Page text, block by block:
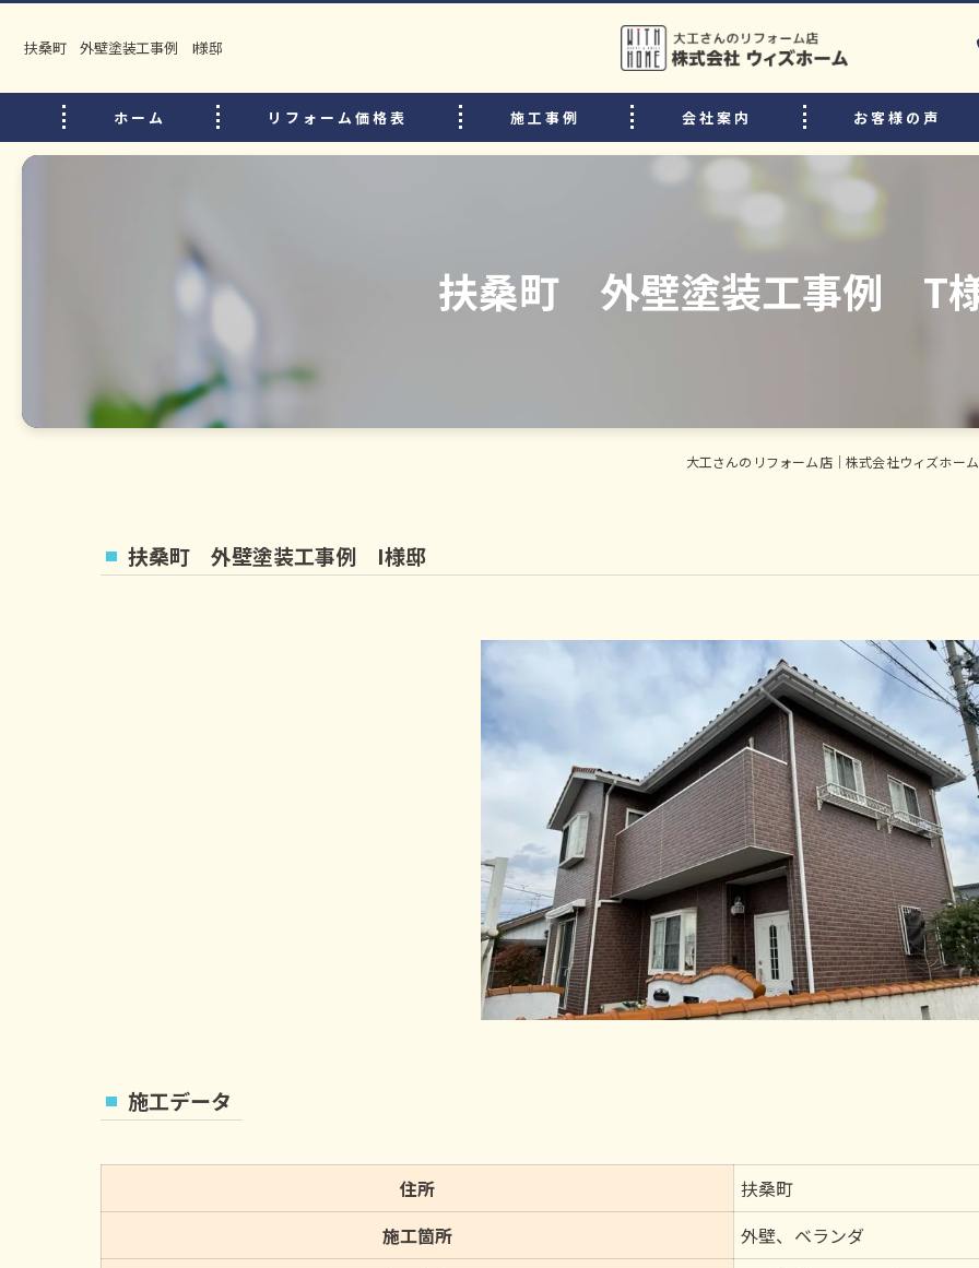
扶桑町 外壁塗装工事例 I様邸
ホーム リフォーム価格表 施工事例 会社案内
選ばれる理由
リフォームの流れ
中古住宅購入後のリフォームのポイント
お客様の声
扶桑町 外壁塗装工事例 T
大工さんのリフォーム店｜株式会社ウィズホー
扶桑町 外壁塗装工事例 I様邸
施工データ
住所
扶桑町
施工箇所
外壁、ベランダ